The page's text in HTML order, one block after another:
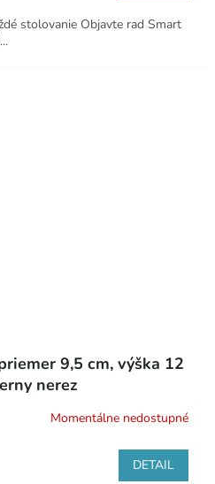
stolovanie Objavte rad Smart
9,5 cm, výška 12
nerez
Momentálne nedostupné
DETAIL